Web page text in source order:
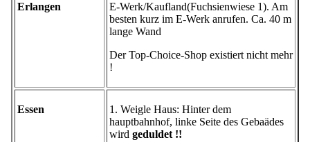
Erlangen
E-Werk/Kaufland(Fuchsienwiese 1). Am
besten kurz im E-Werk anrufen. Ca. 40 m
lange Wand
Der Top-Choice-Shop existiert nicht mehr
!
Essen
1. Weigle Haus: Hinter dem
hauptbahnhof, linke Seite des Gebaädes
wird geduldet !!